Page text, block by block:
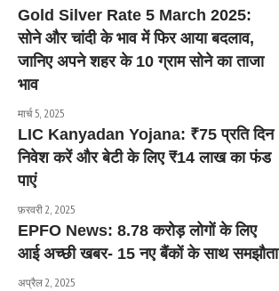
Gold Silver Rate 5 March 2025:
सोने और चांदी के भाव में फिर आया बदलाव,
जानिए अपने शहर के 10 ग्राम सोने का ताजा
भाव
मार्च 5, 2025
LIC Kanyadan Yojana: ₹75 प्रति दिन
निवेश करें और बेटी के लिए ₹14 लाख का फंड
पाएं
फ़रवरी 2, 2025
EPFO News: 8.78 करोड़ लोगों के लिए
आई अच्छी खबर- 15 नए बैंकों के साथ समझौता
अप्रैल 2, 2025